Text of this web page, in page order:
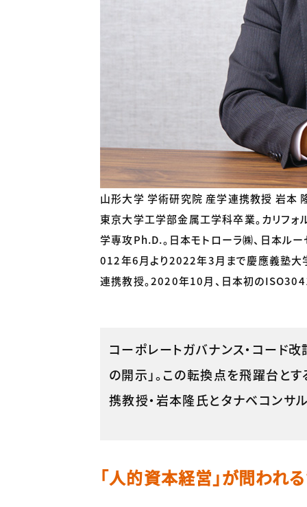
山形大学 学術研究院 産学連携教授 岩本
東京大学工学部金属工学科卒業。カリフォ
学専攻Ph.D.。日本モトローラ㈱、日本ルー
012年6月より2022年3月まで慶應義塾大
連携教授。2020年10月、日本初の
コーポレートガバナンス・コード
の開示」。この転換点を飛躍台と
携教授・岩本隆氏とタナベコンサ
「人的資本経営」が問われ